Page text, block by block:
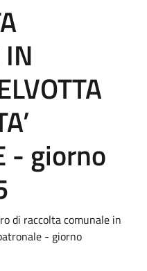
- giorno
di raccolta comunale in
- giorno